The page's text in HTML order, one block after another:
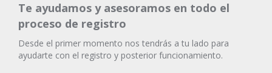
Te ayudamos y asesoramos en todo el
proceso de registro
Desde el primer momento nos tendrás a tu lado para
ayudarte con el registro y posterior funcionamiento.